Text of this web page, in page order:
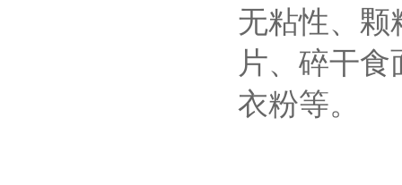
无粘性、颗
片、碎干
衣粉等。